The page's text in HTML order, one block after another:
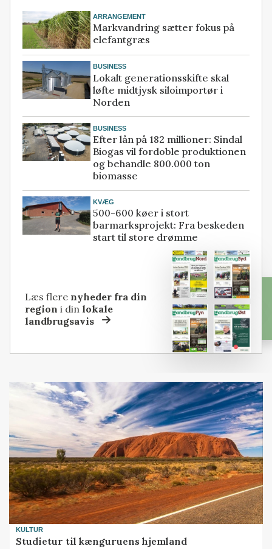
ARRANGEMENT
Markvandring sætter fokus på
elefantgræs
BUSINESS
Lokalt generationsskifte skal
løfte midtjysk siloimportør i
Norden
BUSINESS
Efter lån på 182 millioner: Sindal
Biogas vil fordoble produktionen
og behandle 800.000 ton
biomasse
KVÆG
500-600 køer i stort
barmarksprojekt: Fra beskeden
start til store drømme
Læs flere nyheder fra din
region i dinlokale
landbrugsavis
KULTUR
Studietur til kænguruens hjemland